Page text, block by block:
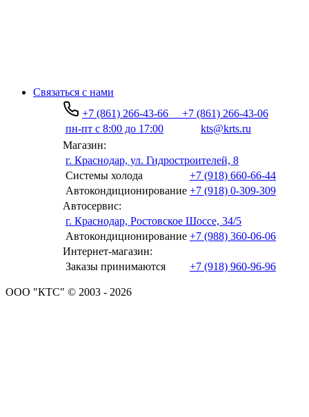
Связаться с нами
+7 (861) 266-43-66
+7 (861) 266-43-06
пн-пт с 8:00 до 17:00
kts@krts.ru
Магазин:
г. Краснодар, ул. Гидростроителей, 8
Системы холода
+7 (918) 660-66-44
Автокондиционирование +7 (918) 0-309-309
Автосервис:
г. Краснодар, Ростовское Шоссе, 34/5
Автокондиционирование +7 (988) 360-06-06
Интернет-магазин:
Заказы принимаются
+7 (918) 960-96-96
ООО "КТС" © 2003 - 2026